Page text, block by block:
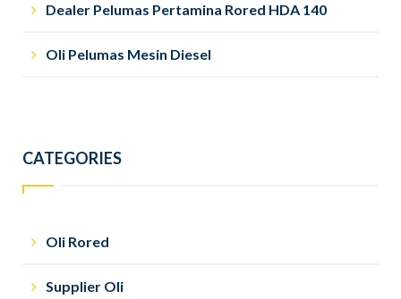
Dealer Pelumas Pertamina Rored HDA 140
Oli Pelumas Mesin Diesel
CATEGORIES
Oli Rored
Supplier Oli